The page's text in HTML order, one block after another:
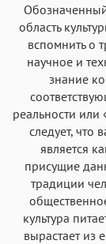
область
вспомнить о
научное и
знание
реальности или
следует,
является
присущие
традиции
культура
вырастает из